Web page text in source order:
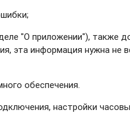
"О приложении"), также
эта информация нужна не
обеспечения.
настройки